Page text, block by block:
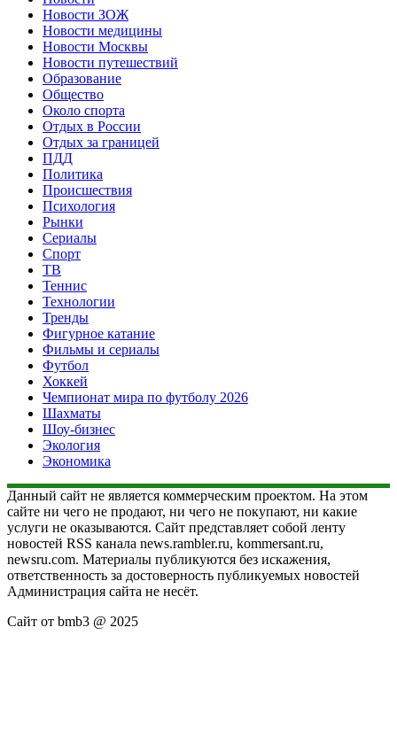
Новости ЗОЖ
Новости медицины
Новости Москвы
Новости путешествий
Образование
Общество
Около спорта
Отдых в России
Отдых за границей
ПДД
Политика
Происшествия
Психология
Рынки
Сериалы
Спорт
ТВ
Теннис
Технологии
Тренды
Фигурное катание
Фильмы и сериалы
Футбол
Хоккей
Чемпионат мира по футболу 2026
Шахматы
Шоу-бизнес
Экология
Экономика
Данный сайт не является коммерческим проектом. На этом
сайте ни чего не продают, ни чего не покупают, ни какие
услуги не оказываются. Сайт представляет собой ленту
новостей RSS канала news.rambler.ru, kommersant.ru,
newsru.com. Материалы публикуются без искажения,
ответственность за достоверность публикуемых новостей
Администрация сайта не несёт.
Сайт от bmb3 @ 2025